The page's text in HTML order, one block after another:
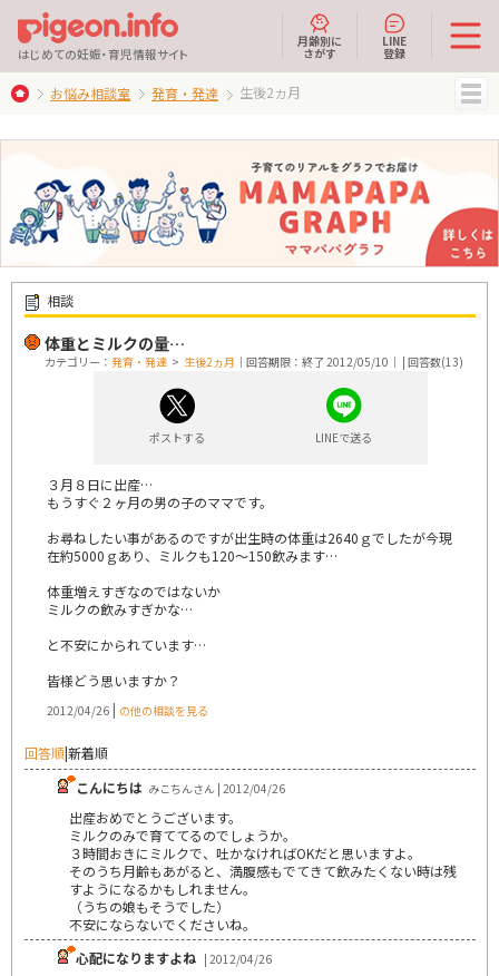
はじめての妊娠・育児情報サイト
月齢別に
さがす
LINE
登録
お悩み相談室 発育・発達 生後2ヵ月
相談
体重とミルクの量…
カテゴリー： 発育・発達 > 生後2ヵ月 ｜回答期限：終了 2012/05/10｜ | 回答数(13)
ポストする LINEで送る
３月８日に出産…
もうすぐ２ヶ月の男の子のママです。
お尋ねしたい事があるのですが出生時の体重は2640ｇでしたが今現
在約5000ｇあり、ミルクも120～150飲みます…
体重増えすぎなのではないか
ミルクの飲みすぎかな…
と不安にかられています…
皆様どう思いますか？
2012/04/26 | の他の相談を見る
回答順|新着順
こんにちは みこちんさん | 2012/04/26
出産おめでとうございます。
ミルクのみで育ててるのでしょうか。
３時間おきにミルクで、吐かなければOKだと思いますよ。
そのうち月齢もあがると、満腹感もでてきて飲みたくない時は残
すようになるかもしれません。
（うちの娘もそうでした）
不安にならないでくださいね。
心配になりますよね | 2012/04/26